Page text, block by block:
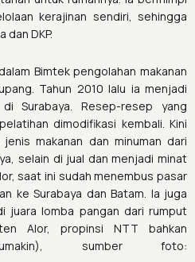
kerajinan sendiri, sehingga
DKP.
Bimtek pengolahan makanan
Tahun 2010 lalu ia menjadi
Surabaya. Resep-resep yang
dimodifikasi kembali. Kini
makanan dan minuman dari
selain di jual dan menjadi minat
saat ini sudah menembus pasar
ke Surabaya dan Batam. Ia juga
juara lomba pangan dari rumput
Alor, propinsi NTT bahkan
sumber foto: